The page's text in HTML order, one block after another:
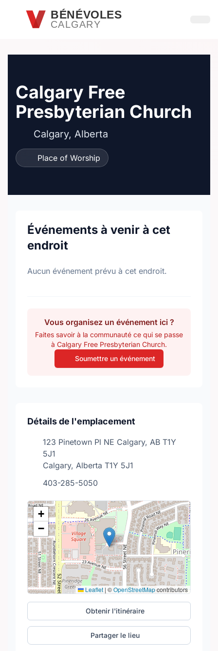
Passer au contenu principal
BÉNÉVOLES
CALGARY
Calgary Free
Presbyterian Church
Calgary, Alberta
Place of Worship
Événements à venir à cet
endroit
Aucun événement prévu à cet endroit.
Vous organisez un événement ici ?
Faites savoir à la communauté ce qui se passe
à Calgary Free Presbyterian Church.
Soumettre un événement
Détails de l'emplacement
123 Pinetown Pl NE Calgary, AB T1Y
5J1
Calgary, Alberta T1Y 5J1
403-285-5050
+
−
Leaflet | ©OpenStreetMapcontributors
Obtenir l'itinéraire
Partager le lieu